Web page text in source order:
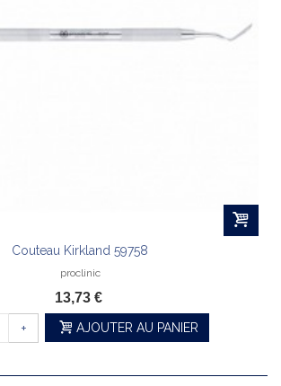
Couteau Kirkland 59758
proclinic
13,73 €
+ AJOUTER AU PANIER